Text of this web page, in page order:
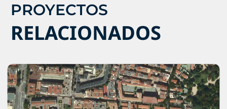
PROYECTOS
RELACIONADOS